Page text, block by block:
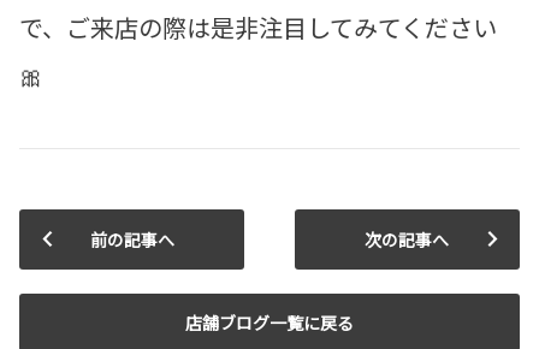
で、ご来店の際は是非注目してみてください
🎀
前の記事へ
店舗ブログ一覧に戻る
次の記事へ